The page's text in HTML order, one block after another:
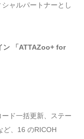
ャルパートナーとし
ン 「ATTAZoo+ for
ード一括更新、ステー
ど、16 のRICOH